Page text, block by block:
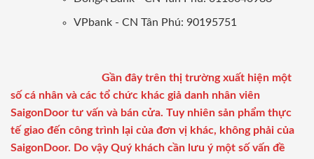
VPbank - CN Tân Phú: 90195751
Gần đây trên thị trường xuất hiện một
số cá nhân và các tổ chức khác giả danh nhân viên
SaigonDoor tư vấn và bán cửa. Tuy nhiên sản phẩm thực
tế giao đến công trình lại của đơn vị khác, không phải của
SaigonDoor. Do vậy Quý khách cần lưu ý một số vấn đề